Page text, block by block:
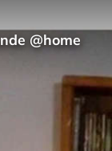
@home